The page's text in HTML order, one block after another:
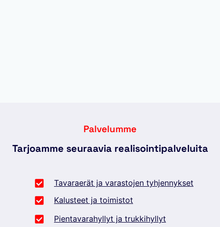
Palvelumme
Tarjoamme seuraavia realisointipalveluita
Tavaraerät ja varastojen tyhjennykset
Kalusteet ja toimistot
Pientavarahyllyt ja trukkihyllyt